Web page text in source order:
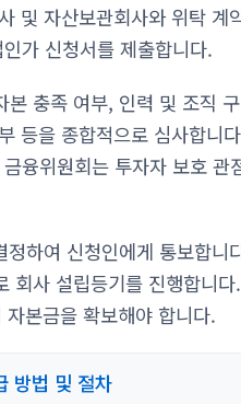
및 자산보관회사와 위탁 계
가 신청서를 제출합니다.
충족 여부, 인력 및 조직
등을 종합적으로 심사합니
융위원회는 투자자 보호 관
하여 신청인에게 통보합니
회사 설립등기를 진행합니
본금을 확보해야 합니다.
방법 및 절차